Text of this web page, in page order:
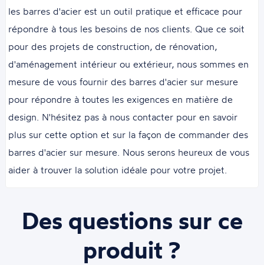
les barres d'acier est un outil pratique et efficace pour
répondre à tous les besoins de nos clients. Que ce soit
pour des projets de construction, de rénovation,
d'aménagement intérieur ou extérieur, nous sommes en
mesure de vous fournir des barres d'acier sur mesure
pour répondre à toutes les exigences en matière de
design. N'hésitez pas à nous contacter pour en savoir
plus sur cette option et sur la façon de commander des
barres d'acier sur mesure. Nous serons heureux de vous
aider à trouver la solution idéale pour votre projet.
Des questions sur ce
produit ?